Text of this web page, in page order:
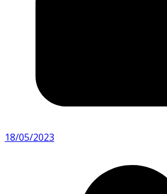
18/05/2023